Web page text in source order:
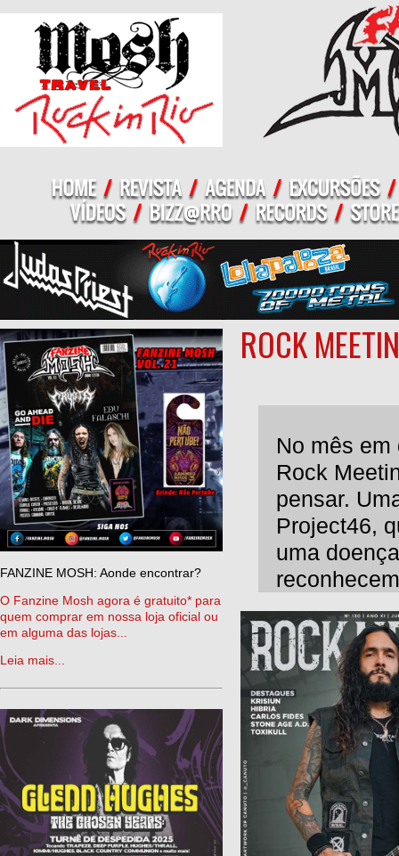
FANZINE MOSH: Aonde encontrar?
O Fanzine Mosh agora é gratuito* para
quem comprar em nossa loja oficial ou
em alguma das lojas...
Leia mais...
ROCK
No mês
Rock
pensar.
Project46,
uma